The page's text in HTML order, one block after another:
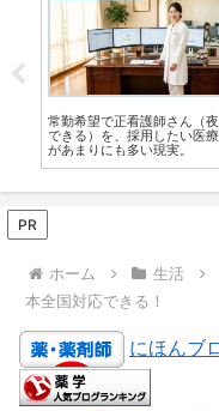
常勤希望で正看護師さん（
できる）を、採用したい医
があまりにも多い現実。
PR
ホーム 生活
本全国対応できる！
にほんブ